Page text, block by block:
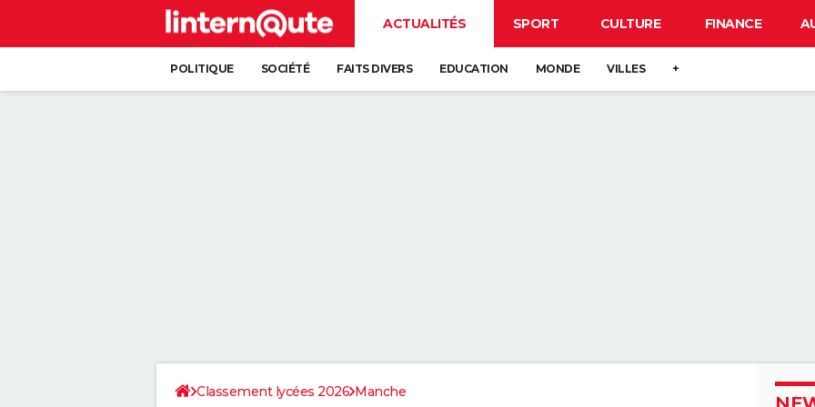
ACTUALITÉS SPORT CULTURE FINANCE
POLITIQUE SOCIÉTÉ FAITS DIVERS EDUCATION MONDE VILLES +
Classement lycées 2026 Manche